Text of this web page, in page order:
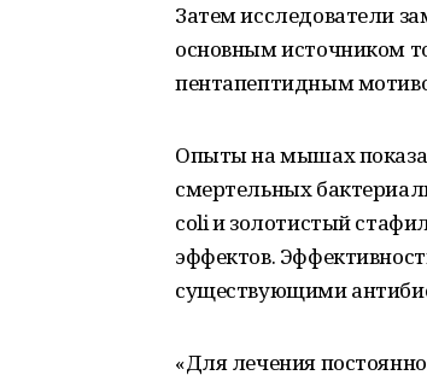
Затем исследователи
основным источником
пентапептидным
Опыты на мышах
смертельных
coli и золотистый
эффектов.
существующими
«Для лечения